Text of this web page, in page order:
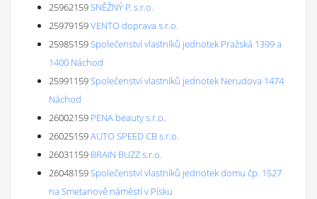
25962159SNĚŽNÝ P. s.r.o.
25979159VENTO doprava s.r.o.
25985159Společenství vlastníků jednotek Pražská 1399 a
1400 Náchod
25991159Společenství vlastníků jednotek Nerudova 1474
Náchod
26002159 PENA beauty s.r.o.
26025159AUTO SPEED CB s.r.o.
26031159 BRAIN BUZZ s.r.o.
26048159Společenství vlastníků jednotek domu čp. 1527
na Smetanově náměstí v Písku